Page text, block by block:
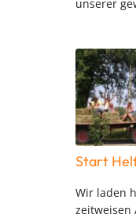
unserer
Start
Wir laden
zeitweisen